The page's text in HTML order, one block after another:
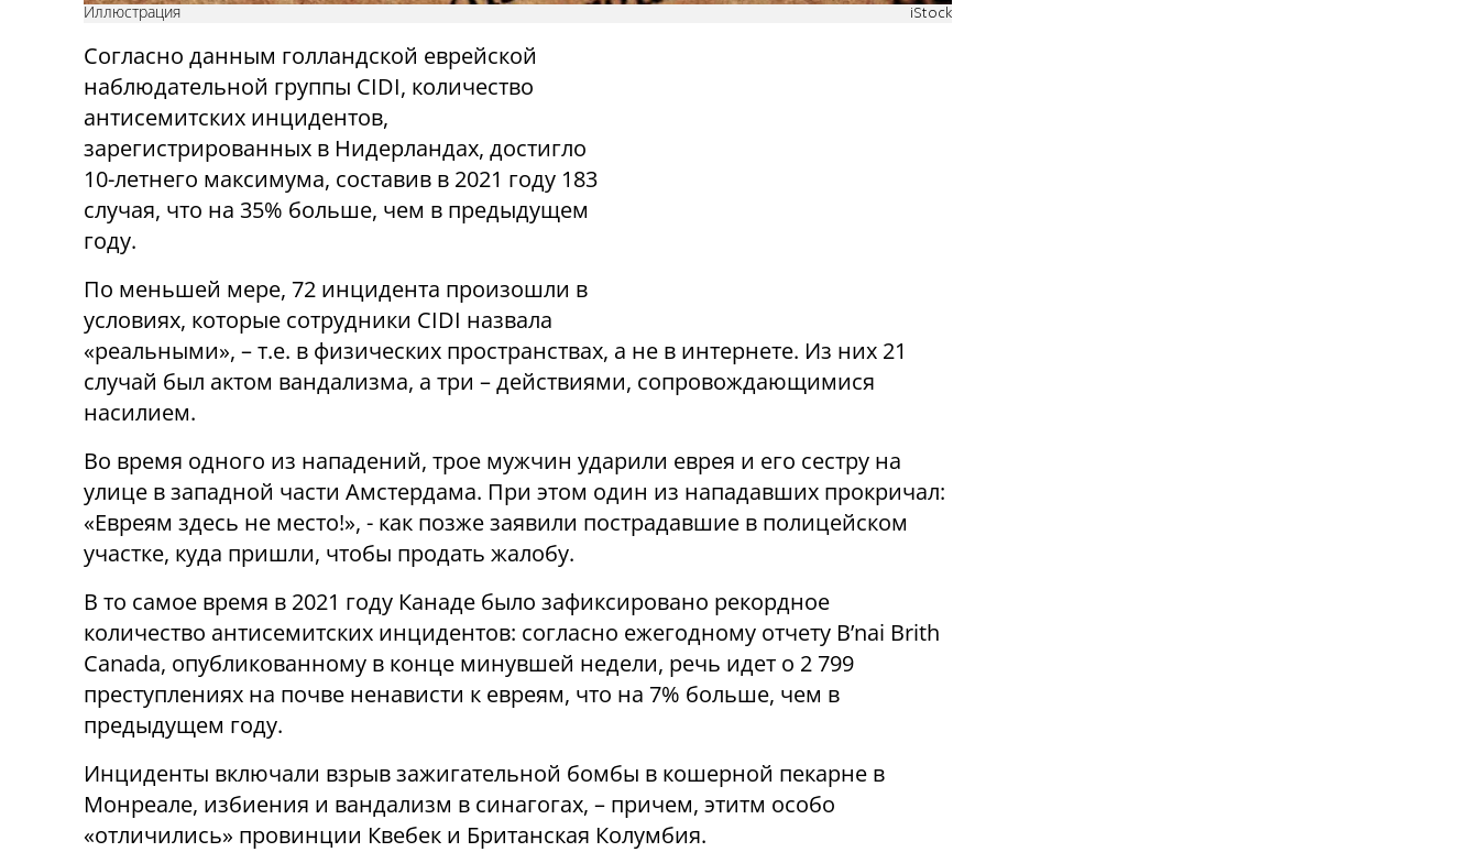
Иллюстрация iStock
Согласно данным голландской еврейской
наблюдательной группы CIDI, количество
антисемитских инцидентов,
зарегистрированных в Нидерландах, достигло
10-летнего максимума, составив в 2021 году 183
случая, что на 35% больше, чем в предыдущем
году.
По меньшей мере, 72 инцидента произошли в
условиях, которые сотрудники CIDI назвала
«реальными», – т.е. в физических пространствах, а не в интернете. Из них 21
случай был актом вандализма, а три – действиями, сопровождающимися
насилием.
Во время одного из нападений, трое мужчин ударили еврея и его сестру на
улице в западной части Амстердама. При этом один из нападавших прокричал:
«Евреям здесь не место!», - как позже заявили пострадавшие в полицейском
участке, куда пришли, чтобы продать жалобу.
В то самое время в 2021 году Канаде было зафиксировано рекордное
количество антисемитских инцидентов: согласно ежегодному отчету B’nai Brith
Canada, опубликованному в конце минувшей недели, речь идет о 2 799
преступлениях на почве ненависти к евреям, что на 7% больше, чем в
предыдущем году.
Инциденты включали взрыв зажигательной бомбы в кошерной пекарне в
Монреале, избиения и вандализм в синагогах, – причем, этитм особо
«отличились» провинции Квебек и Британская Колумбия.